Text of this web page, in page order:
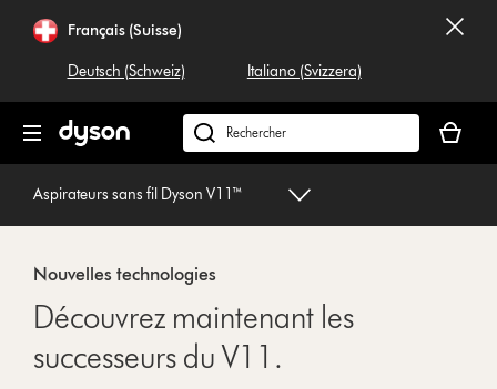
Français (Suisse)
Deutsch (Schweiz) Italiano (Svizzera)
Rechercher
dyson.ch
panier
est
Aspirateurs sans fil Dyson V11™
Nouvelles technologies
Découvrez maintenant les
successeurs du V11.